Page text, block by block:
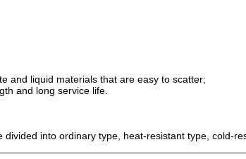
and liquid materials that are easy to scatter;
and long service life.
into ordinary type, heat-resistant type, cold-